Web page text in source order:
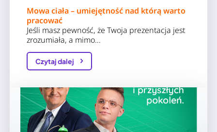
Mowa ciała – umiejętność nad którą warto
pracować
Jeśli masz pewność, że Twoja prezentacja jest
zrozumiała, a mimo…
Czytaj dalej